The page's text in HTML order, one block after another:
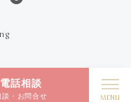
電話相談
談・お問合せ